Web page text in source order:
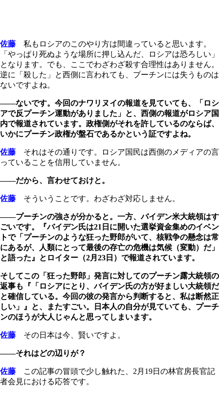
佐藤 私もロシアのこのやり方は間違っていると思います。
「やっぱり死ぬような場所に押し込んだ、ロシアは恐ろしい」
となります。でも、ここでわざわざ殺す合理性はありません。
逆に「殺した」と西側に言われても、プーチンには失うものは
ないですよね。
――ないです。今回のナワリヌイの報道を見ていても、「ロシ
アで反プーチン運動がありました」と、西側の報道がロシア国
内で報道されています。政権側がそれを許しているのならば、
いかにプーチン政権が盤石であるかという証ですよね。
佐藤 それはその通りです。ロシア国民は西側のメディアの言
っていることを信用していません。
――だから、言わせておけと。
佐藤 そういうことです。わざわざ対応しません。
――プーチンの強さが分かると。一方、バイデン米大統領はす
ごいです。『バイデン氏は21日に開いた選挙資金集めのイベン
トで「プーチンのような狂った野郎がいて、核戦争の懸念は常
にあるが、人類にとって最後の存亡の危機は気候（変動）だ」
と語った』とロイター（2月23日）で報道されています。
そしてこの「狂った野郎」発言に対してのプーチン露大統領の
返事も『「ロシアにとり、バイデン氏の方が好ましい大統領だ
と確信している。今回の彼の発言から判断すると、私は断然正
しい」』と、またすごい。日本人の自分が見ていても、プーチ
ンのほうが大人じゃんと思ってしまいます。
佐藤 その日本は今、賢いですよ。
――それはどの辺りが？
佐藤 この記事の冒頭で少し触れた、2月19日の林官房長官記
者会見における応答です。